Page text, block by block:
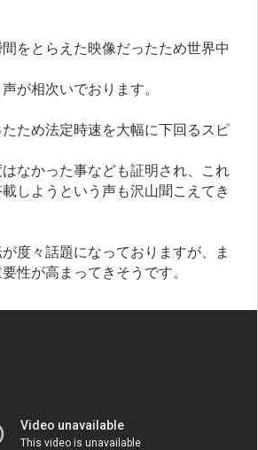
をとらえた映像だったため世界中
が相次いでおります。
ため法定時速を大幅に下回るスピ
なかった事なども証明され、これ
しようという声も沢山聞こえてき
度々話題になっておりますが、ま
性が高まってきそうです。